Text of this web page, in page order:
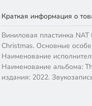
Краткая информация о
Виниловая пластинка NAT
Christmas. Основные
Наименование
Наименование альбома:
издания: 2022.